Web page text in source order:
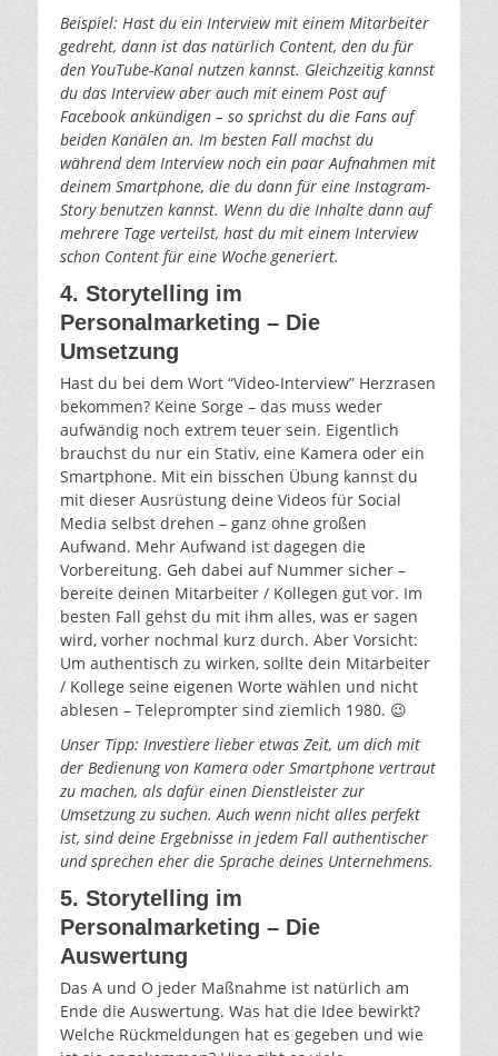
Beispiel: Hast du ein Interview mit einem Mitarbeiter
gedreht, dann ist das natürlich Content, den du für
den YouTube-Kanal nutzen kannst. Gleichzeitig kannst
du das Interview aber auch mit einem Post auf
Facebook ankündigen – so sprichst du die Fans auf
beiden Kanälen an. Im besten Fall machst du
während dem Interview noch ein paar Aufnahmen mit
deinem Smartphone, die du dann für eine Instagram-
Story benutzen kannst. Wenn du die Inhalte dann auf
mehrere Tage verteilst, hast du mit einem Interview
schon Content für eine Woche generiert.
4. Storytelling im
Personalmarketing – Die
Umsetzung
Hast du bei dem Wort “Video-Interview” Herzrasen
bekommen? Keine Sorge – das muss weder
aufwändig noch extrem teuer sein. Eigentlich
brauchst du nur ein Stativ, eine Kamera oder ein
Smartphone. Mit ein bisschen Übung kannst du
mit dieser Ausrüstung deine Videos für Social
Media selbst drehen – ganz ohne großen
Aufwand. Mehr Aufwand ist dagegen die
Vorbereitung. Geh dabei auf Nummer sicher –
bereite deinen Mitarbeiter / Kollegen gut vor. Im
besten Fall gehst du mit ihm alles, was er sagen
wird, vorher nochmal kurz durch. Aber Vorsicht:
Um authentisch zu wirken, sollte dein Mitarbeiter
/ Kollege seine eigenen Worte wählen und nicht
ablesen – Teleprompter sind ziemlich 1980. 😉
Unser Tipp: Investiere lieber etwas Zeit, um dich mit
der Bedienung von Kamera oder Smartphone vertraut
zu machen, als dafür einen Dienstleister zur
Umsetzung zu suchen. Auch wenn nicht alles perfekt
ist, sind deine Ergebnisse in jedem Fall authentischer
und sprechen eher die Sprache deines Unternehmens.
5. Storytelling im
Personalmarketing – Die
Auswertung
Das A und O jeder Maßnahme ist natürlich am
Ende die Auswertung. Was hat die Idee bewirkt?
Welche Rückmeldungen hat es gegeben und wie